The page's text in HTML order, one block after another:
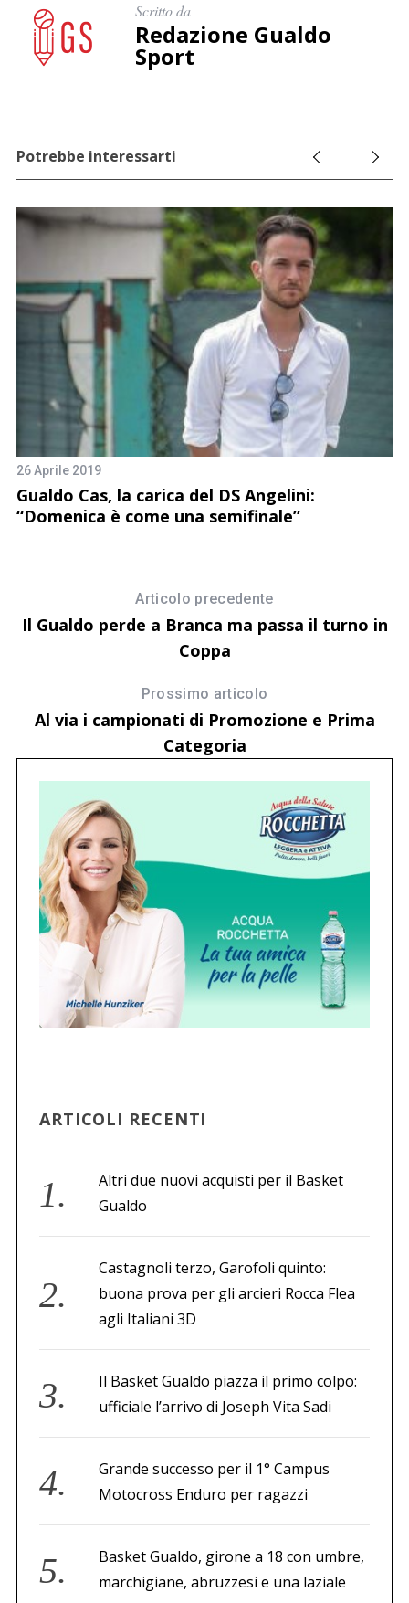
Scritto da
Redazione Gualdo
Sport
Potrebbe interessarti
26 Aprile 2019
Gualdo Cas, la carica del DS Angelini:
“Domenica è come una semifinale”
Articolo precedente
Il Gualdo perde a Branca ma passa il turno in
Coppa
Prossimo articolo
Al via i campionati di Promozione e Prima
Categoria
ARTICOLI RECENTI
Altri due nuovi acquisti per il Basket
Gualdo
Castagnoli terzo, Garofoli quinto:
buona prova per gli arcieri Rocca Flea
agli Italiani 3D
Il Basket Gualdo piazza il primo colpo:
ufficiale l’arrivo di Joseph Vita Sadi
Grande successo per il 1° Campus
Motocross Enduro per ragazzi
Basket Gualdo, girone a 18 con umbre,
marchigiane, abruzzesi e una laziale